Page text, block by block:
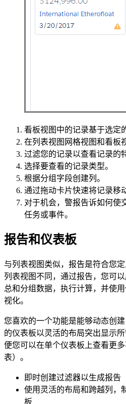
看板视图中的记录基于选定
在列表视图网格视图和看板
过滤您的记录以查看记录的
选择要查看的记录类型。
根据分组字段创建列。
通过拖动卡片快速将记录移
对于机会，警报告诉如何使
任务或事件。
报告和仪表板
与列表视图类似，报告是符合您
列表视图不同，通过报告，您可
总和分组数据，执行计算，并使
视化。
您喜欢的一个功能是能够动态创
的仪表板以灵活的布局突出显示
便您可以在单个仪表板上查看更
表）。
即时创建过滤器以生成报告
使用灵活的布局和跨越列，
板